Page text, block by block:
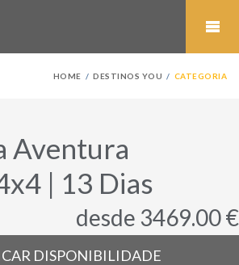
HOME DESTINOS YOU CATEGORIA
Aventura
| 13 Dias
desde 3469.00 €
DISPONIBILIDADE